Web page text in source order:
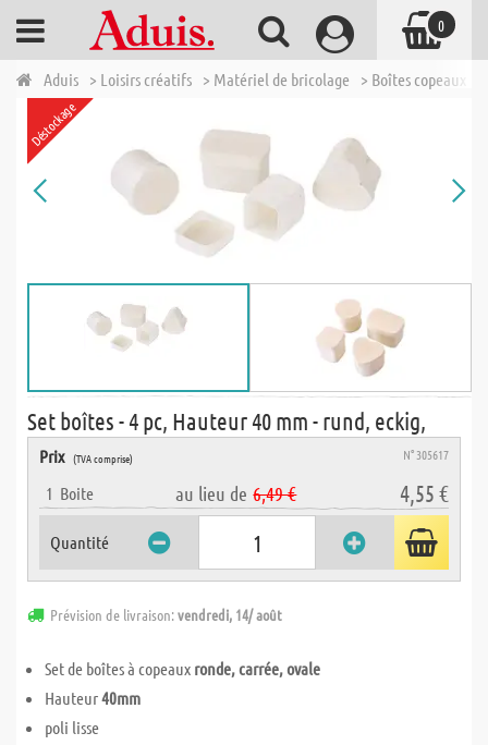
Aduis > Loisirs créatifs > Matériel de bricolage > Boîtes copeaux
Déstockage
Set boîtes - 4 pc, Hauteur 40 mm - rund, eckig,
Prix (TVA comprise) N° 305617
1 Boite au lieu de 6,49 € 4,55 €
Quantité
Prévision de livraison:vendredi, 14/ août
Set de boîtes à copeaux ronde, carrée, ovale
Hauteur40mm
poli lisse
0